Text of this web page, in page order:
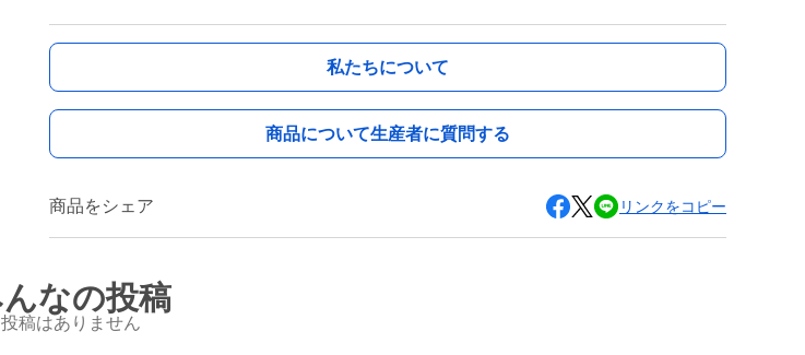
私たちについて
商品について生産者に質問する
商品をシェア リンクをコピー
なの投稿
投稿はありません